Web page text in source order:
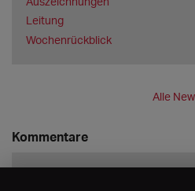
Leitung
Wochenrückblick
Alle
Kommentare